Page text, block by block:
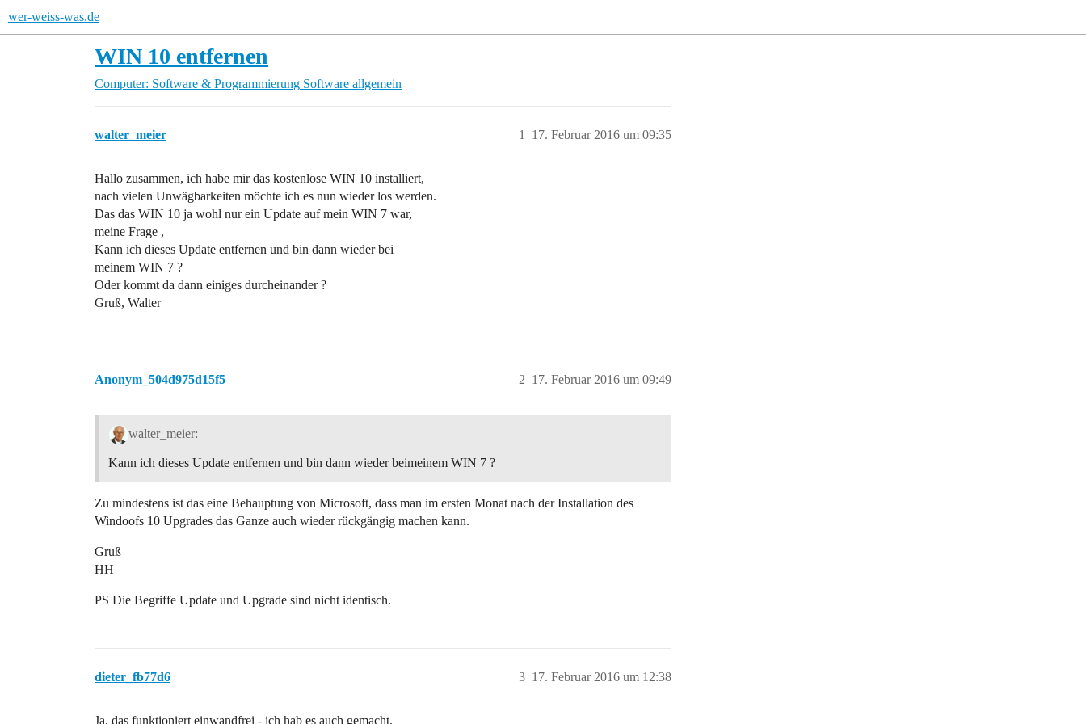
wer-weiss-was.de
WIN 10 entfernen
Computer: Software & Programmierung Software allgemein
walter_meier 17. Februar 2016 um 09:35
1
Hallo zusammen, ich habe mir das kostenlose WIN 10 installiert,
nach vielen Unwägbarkeiten möchte ich es nun wieder los werden.
Das das WIN 10 ja wohl nur ein Update auf mein WIN 7 war,
meine Frage ,
Kann ich dieses Update entfernen und bin dann wieder bei
meinem WIN 7 ?
Oder kommt da dann einiges durcheinander ?
Gruß, Walter
Anonym_504d975d15f5 17. Februar 2016 um 09:49
2
walter_meier:
Kann ich dieses Update entfernen und bin dann wieder beimeinem WIN 7 ?
Zu mindestens ist das eine Behauptung von Microsoft, dass man im ersten Monat nach der Installation des
Windoofs 10 Upgrades das Ganze auch wieder rückgängig machen kann.
Gruß
HH
PS Die Begriffe Update und Upgrade sind nicht identisch.
dieter_fb77d6 17. Februar 2016 um 12:38
3
Ja, das funktioniert einwandfrei - ich hab es auch gemacht.